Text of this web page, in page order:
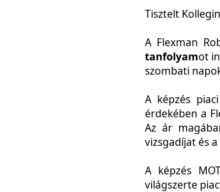
Tisztelt
A Flexman
tanfolyamot
szombati
A képzés
érdekében a
Az ár
vizsgadíjat és
A képzés
világszerte